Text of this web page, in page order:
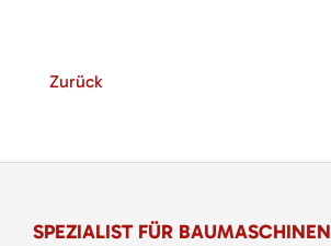
Zurück
SPEZIALIST FÜR BAUMASCHINEN